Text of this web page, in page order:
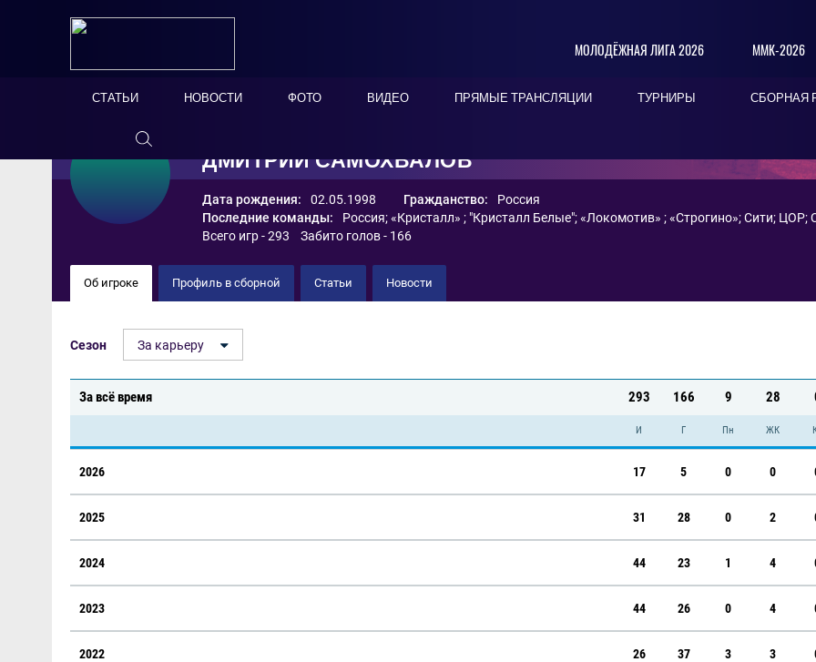
МОЛОДЁЖНАЯ ЛИГА 2026 ММК-2026
СТАТЬИ НОВОСТИ ФОТО ВИДЕО ПРЯМЫЕ ТРАНСЛЯЦИИ ТУРНИРЫ СБОРНАЯ
ДМИТРИЙ САМОХВАЛОВ
Дата рождения: 02.05.1998 Гражданство:
Россия
Последние команды:
Россия;«Кристалл» ; "Кристалл Белые";«Локомотив» ;«Строгино»;Сити; ЦОР;
Всего игр - 293 Забито голов - 166
Об игроке Профиль в сборной Статьи Новости
Сезон За карьеру
За всё время 293 166 9 28
И Г Пн ЖК
2026 17 5 0 0
2025 31 28 0 2
2024 44 23 1 4
2023 44 26 0 4
2022 26 37 3 3